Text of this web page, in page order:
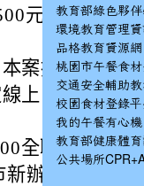
元遠傳
案提供不限速
上申請新辦/
全聯禮卷+1,0
辦/攜碼/續約
教育部綠色夥伴
環境教育管理
品格教育資源網
桃園市午餐食
交通安全輔助教
校園食材登錄平
我的午餐有心機
教育部健康體育
公共場所